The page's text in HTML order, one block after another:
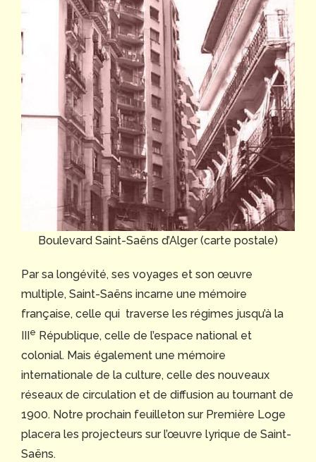
Boulevard Saint-Saëns d’Alger (carte postale)
Par sa longévité, ses voyages et son œuvre
multiple, Saint-Saëns incarne une mémoire
française, celle qui traverse les régimes jusqu’à la
e République, celle de l’espace national et
colonial. Mais également une mémoire
internationale de la culture, celle des nouveaux
réseaux de circulation et de diffusion au tournant de
1900. Notre prochain feuilleton sur Première Loge
placera les projecteurs sur l’œuvre lyrique de Saint-
Saëns.